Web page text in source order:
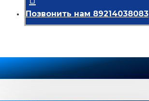
Позвонить нам 89214038083